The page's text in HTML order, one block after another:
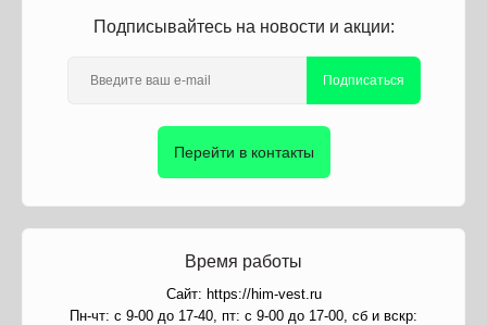
Подписывайтесь на новости и акции:
Подписаться
Перейти в контакты
Время работы
Сайт: https://him-vest.ru
Пн-чт: с 9-00 до 17-40, пт: с 9-00 до 17-00, сб и вскр: